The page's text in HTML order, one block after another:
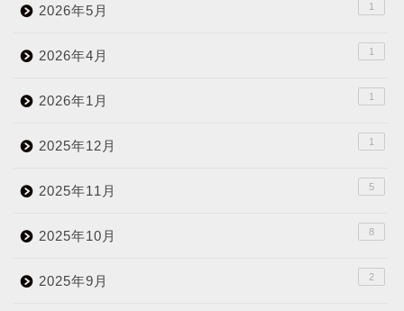
2026年5月 1
2026年4月 1
2026年1月 1
2025年12月 1
2025年11月 5
2025年10月 8
2025年9月 2